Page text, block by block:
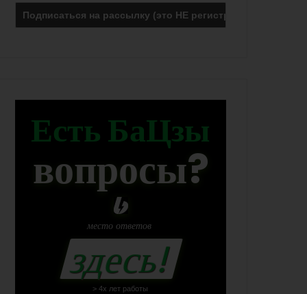
Есть БаЦзы
вопросы?
место ответов
здесь!
> 4х лет работы